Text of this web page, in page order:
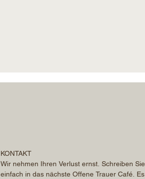
KONTAKT
Wir nehmen Ihren Verlust ernst. Schreiben
einfach in das nächste Offene Trauer Café.